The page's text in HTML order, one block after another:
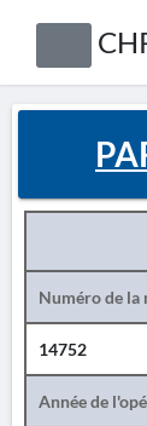
Numéro de la
14752
Année de